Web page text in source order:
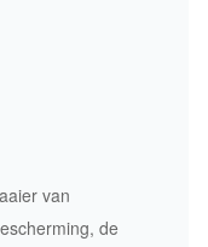
van
de